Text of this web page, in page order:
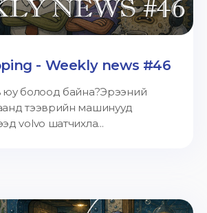
- Weekly news #46
юу болоод байна?Эрээний
тээврийн машинууд
volvo шатчихла...